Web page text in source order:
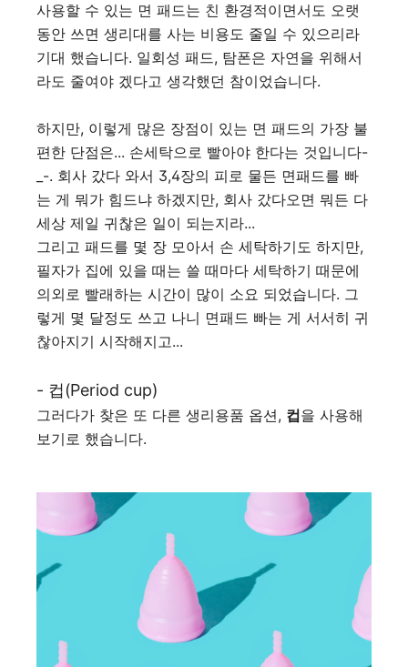
사용할 수 있는 면 패드는 친 환경적이면서도 오랫
동안 쓰면 생리대를 사는 비용도 줄일 수 있으리라
기대 했습니다. 일회성 패드, 탐폰은 자연을 위해서
라도 줄여야 겠다고 생각했던 참이었습니다.
하지만, 이렇게 많은 장점이 있는 면 패드의 가장 불
편한 단점은... 손세탁으로 빨아야 한다는 것입니다-
_-. 회사 갔다 와서 3,4장의 피로 물든 면패드를 빠
는 게 뭐가 힘드냐 하겠지만, 회사 갔다오면 뭐든 다
세상 제일 귀찮은 일이 되는지라...
그리고 패드를 몇 장 모아서 손 세탁하기도 하지만,
필자가 집에 있을 때는 쓸 때마다 세탁하기 때문에
의외로 빨래하는 시간이 많이 소요 되었습니다. 그
렇게 몇 달정도 쓰고 나니 면패드 빠는 게 서서히 귀
찮아지기 시작해지고...
- 컵(Period cup)
그러다가 찾은 또 다른 생리용품 옵션, 컵을 사용해
보기로 했습니다.